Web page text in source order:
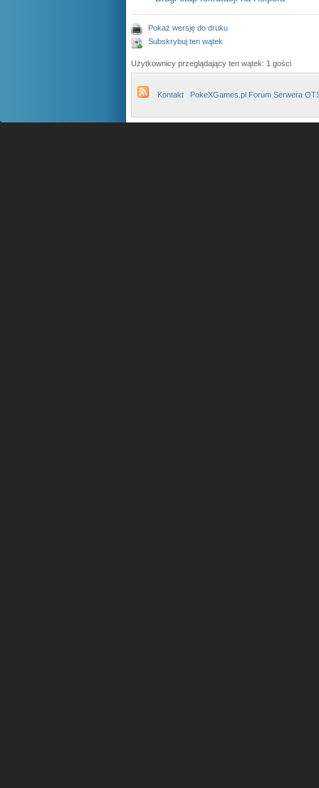
Pokaż wersję do druku
Subskrybuj ten wątek
Użytkownicy przeglądający ten wątek: 1 gości
Kontakt PokeXGames.pl Forum Serwera